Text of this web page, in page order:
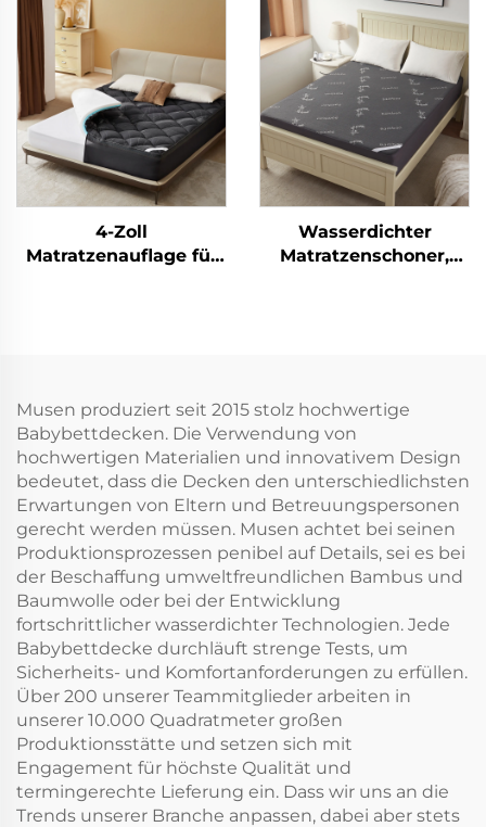
Zoll, atmungsaktive
Matratzenauflage für
Hotel und Zuhause
(Weiß)
Stützkraft (2" Gel-
Schaumstoff mit
Gedächtnisfunktion +
2" kühlende,
flauschige
Kissenauflage),
atmungsaktiv und
druckentlastend
(Beige)
4-Zoll
Matratzenauflage für
kühlendes flauschiges
Pillow-Top-Pad),
atmungsaktiv und
druckentlastend
(Grau)
Wasserdichter
Matratzenschoner,
Matratzenauflage
geräuschlos waschbar
für Schlafzimmer,
Hotel (Grau)
Musen produziert seit 2015 stolz hochwertige
Babybettdecken. Die Verwendung von
hochwertigen Materialien und innovativem Design
bedeutet, dass die Decken den unterschiedlichsten
Erwartungen von Eltern und Betreuungspersonen
gerecht werden müssen. Musen achtet bei seinen
Produktionsprozessen penibel auf Details, sei es bei
der Beschaffung umweltfreundlichen Bambus und
Baumwolle oder bei der Entwicklung
fortschrittlicher wasserdichter Technologien. Jede
Babybettdecke durchläuft strenge Tests, um
Sicherheits- und Komfortanforderungen zu erfüllen.
Über 200 unserer Teammitglieder arbeiten in
unserer 10.000 Quadratmeter großen
Produktionsstätte und setzen sich mit
Engagement für höchste Qualität und
termingerechte Lieferung ein. Dass wir uns an die
Trends unserer Branche anpassen, dabei aber stets